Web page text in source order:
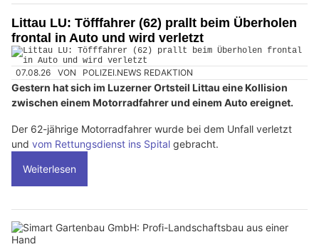
Littau LU: Töfffahrer (62) prallt beim Überholen
frontal in Auto und wird verletzt
07.08.26 VON POLIZEI.NEWS REDAKTION
Gestern hat sich im Luzerner Ortsteil Littau eine Kollision
zwischen einem Motorradfahrer und einem Auto ereignet.
Der 62-jährige Motorradfahrer wurde bei dem Unfall verletzt
und vom Rettungsdienst ins Spital gebracht.
Weiterlesen